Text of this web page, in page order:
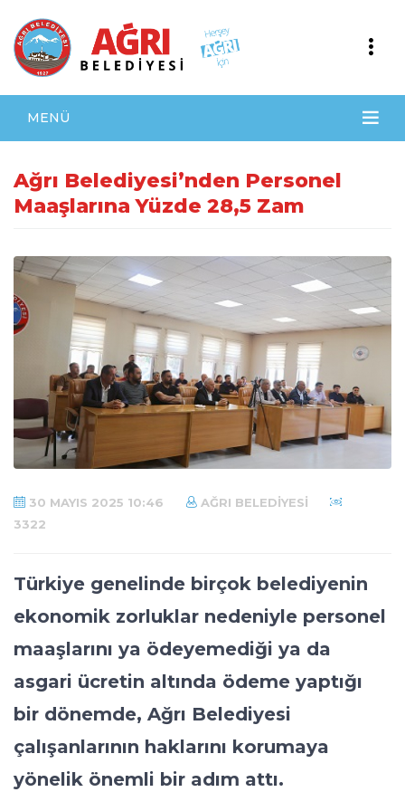
MENÜ
Ağrı Belediyesi’nden Personel
Maaşlarına Yüzde 28,5 Zam
30 MAYIS 2025 10:46
AĞRI BELEDIYESI
3322
Türkiye genelinde birçok belediyenin
ekonomik zorluklar nedeniyle personel
maaşlarını ya ödeyemediği ya da
asgari ücretin altında ödeme yaptığı
bir dönemde, Ağrı Belediyesi
çalışanlarının haklarını korumaya
yönelik önemli bir adım attı.